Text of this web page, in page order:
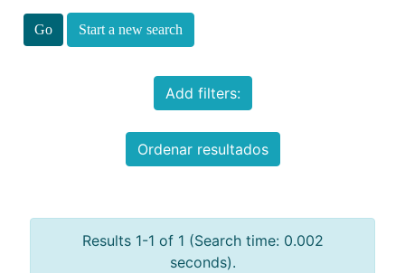
Start a new search
Add filters:
Ordenar resultados
Results 1-1 of 1 (Search time: 0.002
seconds).